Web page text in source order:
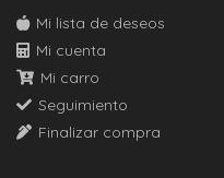
Mi lista de deseos
Mi cuenta
Mi carro
Seguimiento
Finalizar compra